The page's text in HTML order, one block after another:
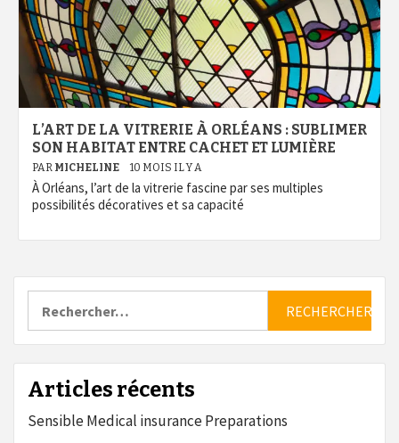
L’ART DE LA VITRERIE À ORLÉANS : SUBLIMER
SON HABITAT ENTRE CACHET ET LUMIÈRE
PAR MICHELINE 10 MOIS IL Y A
À Orléans, l’art de la vitrerie fascine par ses multiples
possibilités décoratives et sa capacité
Articles récents
Sensible Medical insurance Preparations